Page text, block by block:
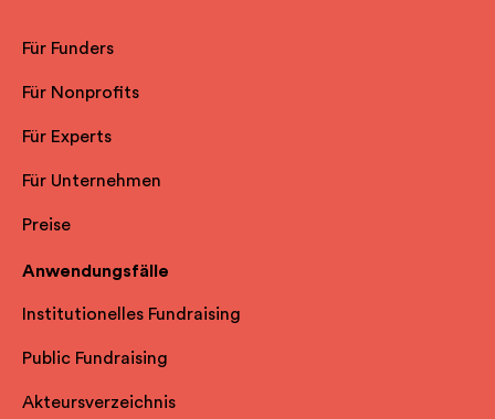
Für Funders
Für Nonprofits
Für Experts
Für Unternehmen
Preise
Anwendungsfälle
Institutionelles Fundraising
Public Fundraising
Akteursverzeichnis